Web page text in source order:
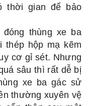
thời gian để bảo
thùng xe ba
thép hộp mạ kẽm
cơ gỉ sét. Nhưng
sâu thì rất dễ bị
xe ba gác sử
thường xuyên vệ